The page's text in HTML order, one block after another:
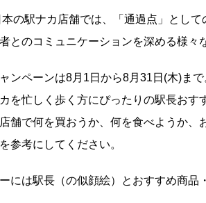
の駅ナカ店舗では、「通過点」とし
とのコミュニケーションを深める様々
ンペーンは8月1日から8月31日(木)ま
を忙しく歩く方にぴったりの駅長おす
舗で何を買おうか、何を食べようか
参考にしてください。
には駅長（の似顔絵）とおすすめ商品